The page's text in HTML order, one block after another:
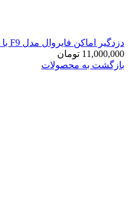
دزدگیر اماکن فایروال مدل F9 با تلفن کننده سیم کارتی
11,000,000 تومان
بازگشت به محصولات